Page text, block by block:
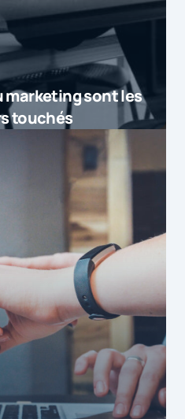
marketing sont les
touchés